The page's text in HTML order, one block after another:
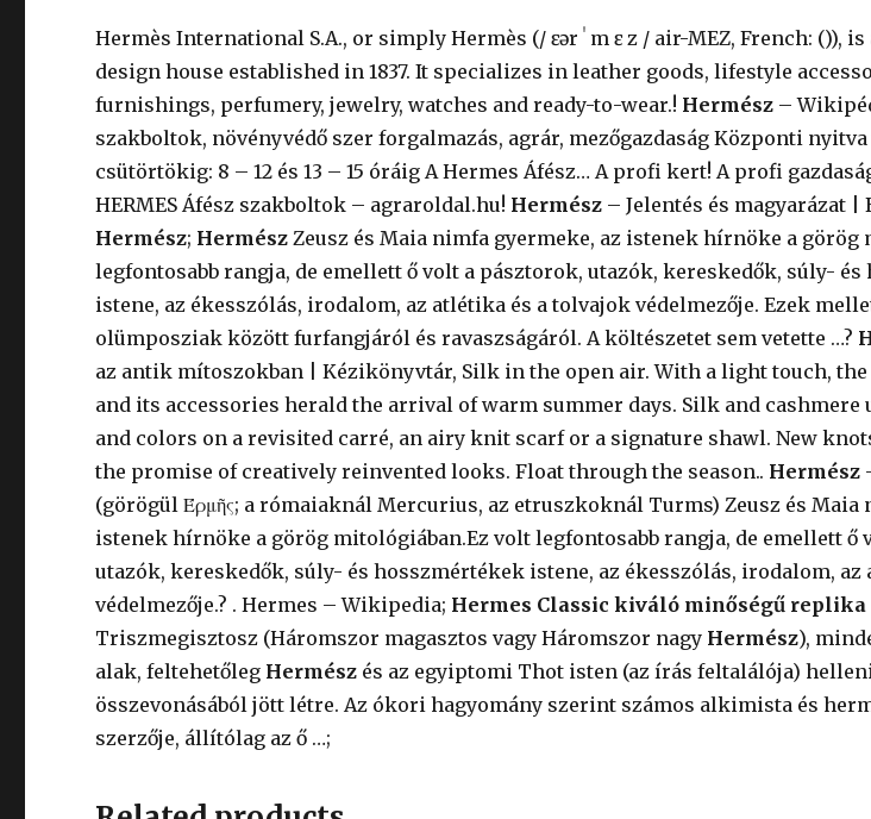
Hermès International S.A., or simply Hermès (/ ɛər ˈ m ɛ z / air-MEZ, French: ()),
design house established in 1837. It specializes in leather goods, lifestyle
furnishings, perfumery, jewelry, watches and ready-to-wear.! Hermész –
szakboltok, növényvédő szer forgalmazás, agrár, mezőgazdaság Központi
csütörtökig: 8 – 12 és 13 – 15 óráig A Hermes Áfész… A profi kert! A profi
HERMES Áfész szakboltok – agraroldal.hu! Hermész – Jelentés és magyarázat |
Hermész; Hermész Zeusz és Maia nimfa gyermeke, az istenek hírnöke a görög
legfontosabb rangja, de emellett ő volt a pásztorok, utazók, kereskedők, súly-
istene, az ékesszólás, irodalom, az atlétika és a tolvajok védelmezője. Ezek
olümposziak között furfangjáról és ravaszságáról. A költészetet sem vetette …?
az antik mítoszokban | Kézikönyvtár, Silk in the open air. With a light touch, the
and its accessories herald the arrival of warm summer days. Silk and
and colors on a revisited carré, an airy knit scarf or a signature shawl. New
the promise of creatively reinvented looks. Float through the season.. Hermész
(görögül Έρμῆς; a rómaiaknál Mercurius, az etruszkoknál Turms) Zeusz és Maia
istenek hírnöke a görög mitológiában.Ez volt legfontosabb rangja, de emellett ő
utazók, kereskedők, súly- és hosszmértékek istene, az ékesszólás, irodalom,
védelmezője.? . Hermes – Wikipedia; Hermes Classic kiváló minőségű replika
Triszmegisztosz (Háromszor magasztos vagy Háromszor nagy Hermész),
alak, feltehetőleg Hermész és az egyiptomi Thot isten (az írás feltalálója)
összevonásából jött létre. Az ókori hagyomány szerint számos alkimista és
szerzője, állítólag az ő …;